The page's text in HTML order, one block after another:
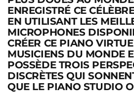
ENREGISTRÉ CE
EN UTILISANT LES
MICROPHONES
CRÉER CE PIANO
MUSICIENS DU MONDE
POSSÈDE TROIS
DISCRÈTES QUI
QUE LE PIANO STUDIO